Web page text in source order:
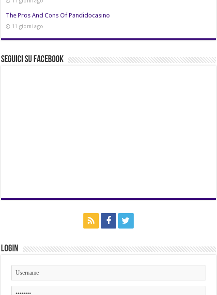
The Pros And Cons Of Pandidocasino
11 giorni ago
Seguici su Facebook
Login